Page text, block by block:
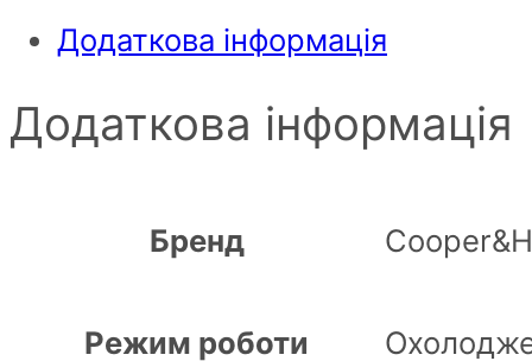
Додаткова інформація
Додаткова інформація
Бренд
Режим роботи